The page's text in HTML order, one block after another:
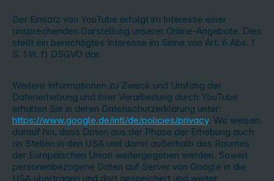
Der Einsatz von YouTube erfolgt im Interesse einer
ansprechenden Darstellung unserer Online-Angebote. Dies
stellt ein berechtigtes Interesse im Sinne von Art. 6 Abs. 1
S. 1 lit. f) DSGVO dar.
Weitere Informationen zu Zweck und Umfang der
Datenerhebung und ihrer Verarbeitung durch YouTube
erhalten Sie in deren Datenschutzerklärung unter:
https://www.google.de/intl/de/policies/privacy. Wir weisen
darauf hin, dass Daten aus der Phase der Erhebung auch
an Stellen in den USA und damit außerhalb des Raumes
der Europäischen Union weitergegeben werden. Soweit
personenbezogene Daten auf Server von Google in die
USA übertragen und dort gespeichert und weiter